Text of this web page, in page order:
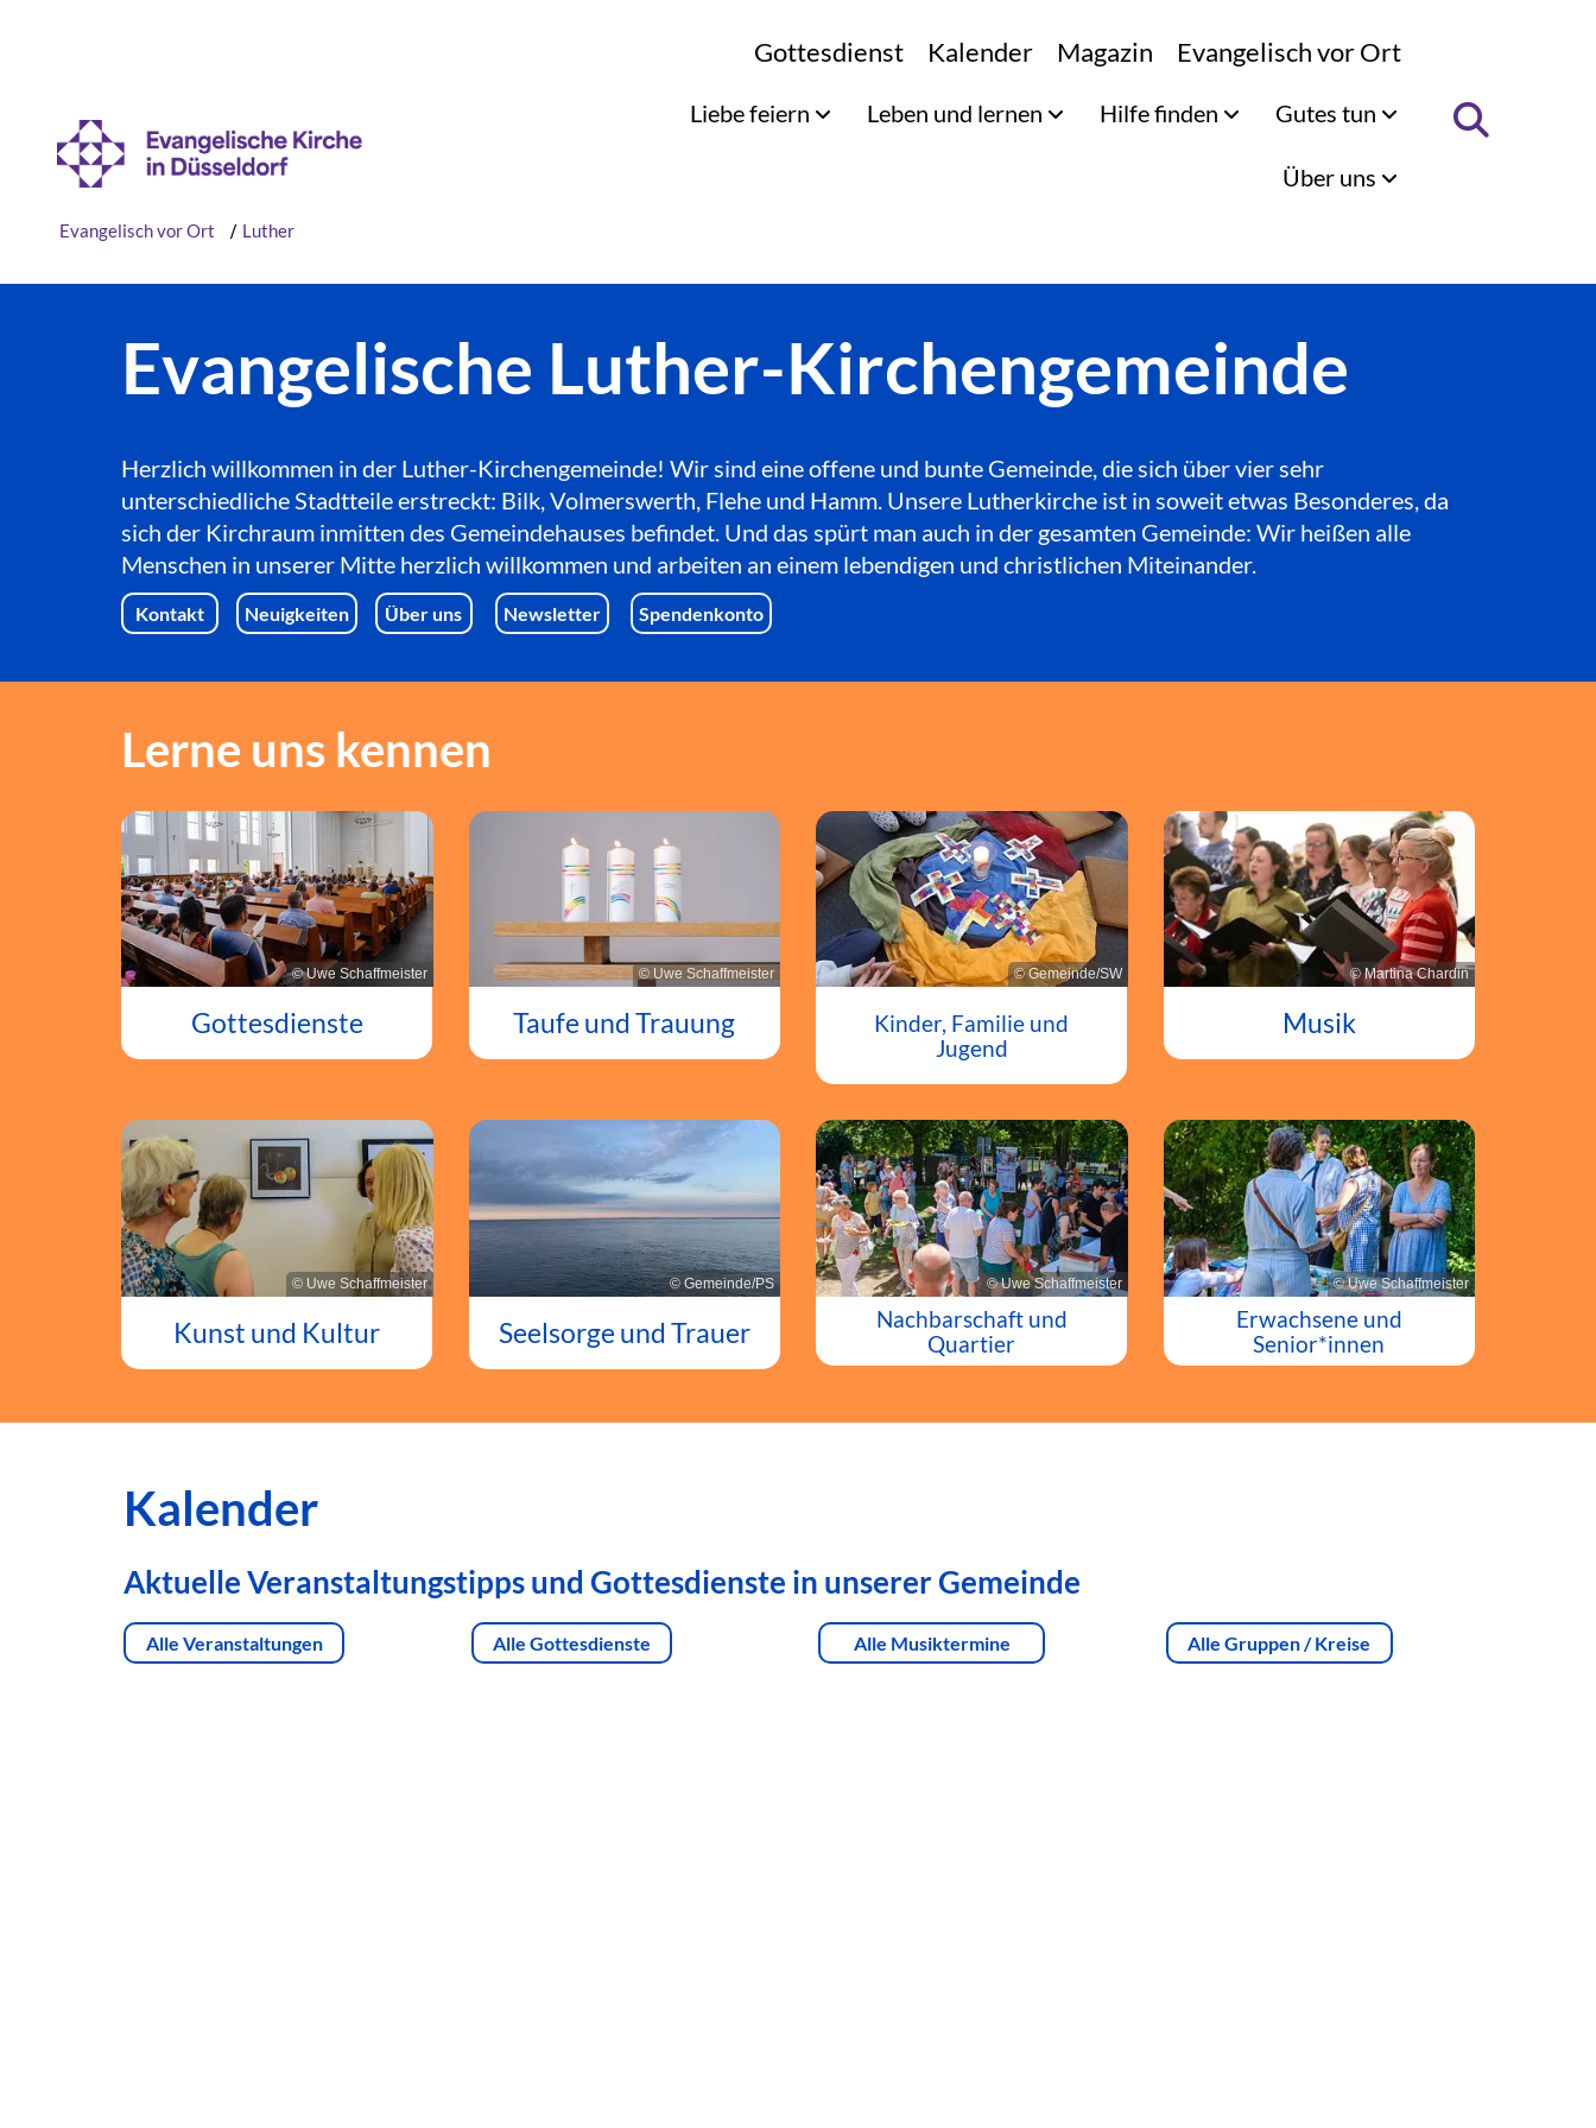
Gottesdienst Kalender Magazin Evangelisch vor Ort
Liebe feiern Leben und lernen Hilfe finden Gutes tun
Über uns
Evangelisch vor Ort / Luther
Evangelische Luther-Kirchengemeinde
Herzlich willkommen in der Luther-Kirchengemeinde! Wir sind eine offene und bunte Gemeinde, die sich über vier sehr
unterschiedliche Stadtteile erstreckt: Bilk, Volmerswerth, Flehe und Hamm. Unsere Lutherkirche ist in soweit etwas Besonderes, da
sich der Kirchraum inmitten des Gemeindehauses befindet. Und das spürt man auch in der gesamten Gemeinde: Wir heißen alle
Menschen in unserer Mitte herzlich willkommen und arbeiten an einem lebendigen und christlichen Miteinander.
Kontakt Neuigkeiten Über uns Newsletter Spendenkonto
Lerne uns kennen
© Uwe Schaffmeister
Gottesdienste
© Uwe Schaffmeister
Taufe und Trauung
© Gemeinde/SW
Kinder, Familie und
Jugend
© Martina Chardin
Musik
© Uwe Schaffmeister
Kunst und Kultur
© Gemeinde/PS
Seelsorge und Trauer
© Uwe Schaffmeister
Nachbarschaft und
Quartier
© Uwe Schaffmeister
Erwachsene und
Senior*innen
Kalender
Aktuelle Veranstaltungstipps und Gottesdienste in unserer Gemeinde
Alle Veranstaltungen Alle Gottesdienste Alle Musiktermine Alle Gruppen / Kreise